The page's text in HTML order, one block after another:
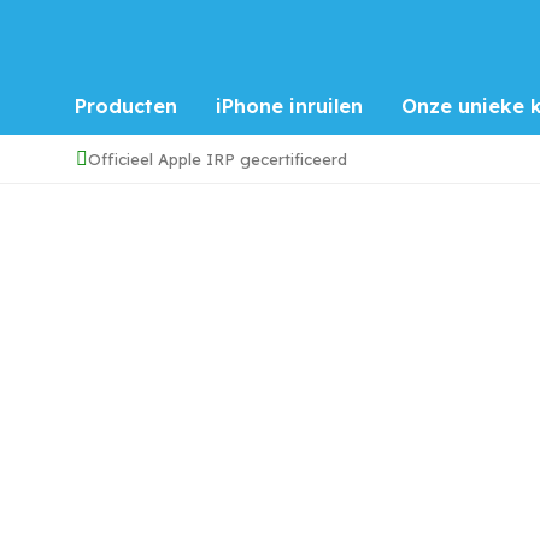
Producten iPhone inruilen Onze unieke
Officieel Apple IRP gecertificeerd
iPhone 16 / Refurbished iPhone 16 256GB